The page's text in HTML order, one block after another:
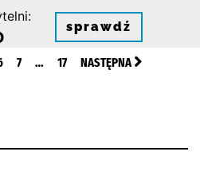
sprawdź
7 … 17 NASTĘPNA